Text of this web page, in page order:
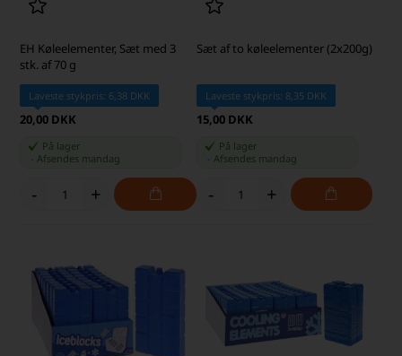
EH Køleelementer, Sæt med 3
stk. af 70 g
Laveste stykpris: 6,38 DKK
20,00 DKK
På lager
-Afsendes mandag
- +
Sæt af to køleelementer (2x200g)
Laveste stykpris: 8,35 DKK
15,00 DKK
På lager
Afsendes mandag
- +